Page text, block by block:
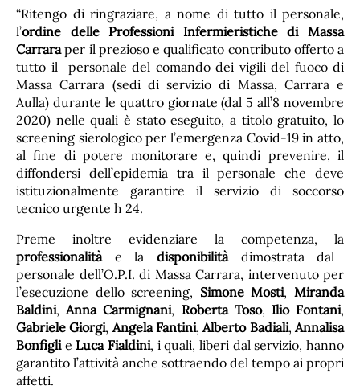
“Ritengo di ringraziare, a nome di tutto il personale,
l’ordine delle Professioni Infermieristiche di Massa
Carraraper il prezioso e qualificato contributo offerto a
tutto il personale del comando dei vigili del fuoco di
Massa Carrara (sedi di servizio di Massa, Carrara e
Aulla) durante le quattro giornate (dal 5 all’8 novembre
2020) nelle quali è stato eseguito, a titolo gratuito, lo
screening sierologico per l’emergenza Covid-19 in atto,
al fine di potere monitorare e, quindi prevenire, il
diffondersi dell’epidemia tra il personale che deve
istituzionalmente garantire il servizio di soccorso
tecnico urgente h 24.
Preme inoltre evidenziare la competenza, la
professionalitàe la disponibilitàdimostrata dal
personale dell’O.P.I. di Massa Carrara, intervenuto per
l’esecuzione dello screening, Simone Mosti,Miranda
Baldini,Anna Carmignani, Roberta Toso, Ilio Fontani,
Gabriele Giorgi,Angela Fantini,Alberto Badiali,Annalisa
BonfiglieLuca Fialdini, i quali, liberi dal servizio, hanno
garantito l’attività anche sottraendo del tempo ai propri
affetti.